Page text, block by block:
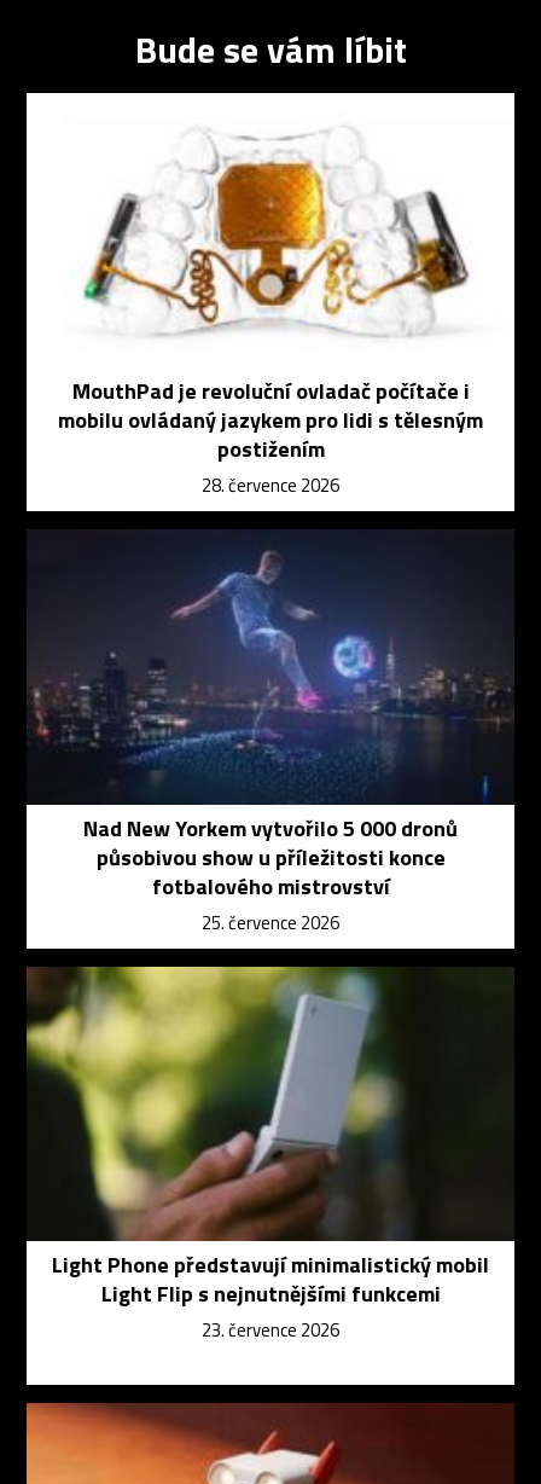
Bude se vám líbit
MouthPad je revoluční ovladač počítače i
mobilu ovládaný jazykem pro lidi s tělesným
postižením
28. července 2026
Nad New Yorkem vytvořilo 5 000 dronů
působivou show u příležitosti konce
fotbalového mistrovství
25. července 2026
Light Phone představují minimalistický mobil
Light Flip s nejnutnějšími funkcemi
23. července 2026